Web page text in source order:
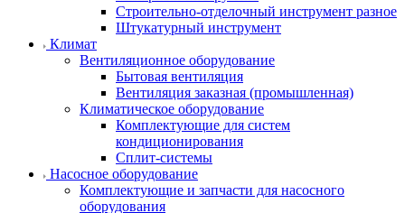
Строительно-отделочный инструмент разное
Штукатурный инструмент
Климат
Вентиляционное оборудование
Бытовая вентиляция
Вентиляция заказная (промышленная)
Климатическое оборудование
Комплектующие для систем
кондиционирования
Сплит-системы
Насосное оборудование
Комплектующие и запчасти для насосного
оборудования